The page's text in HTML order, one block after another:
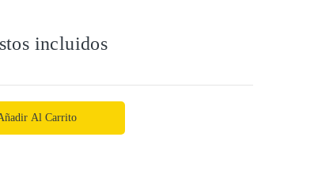
incluidos
Al Carrito